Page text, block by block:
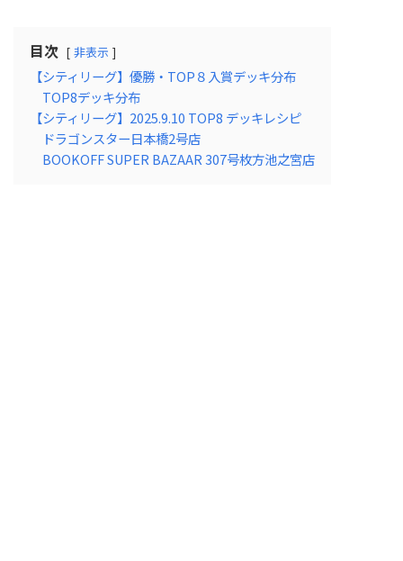
目次 非表示
【シティリーグ】優勝・TOP８入賞デッキ分布
TOP8デッキ分布
【シティリーグ】2025.9.10 TOP8 デッキレシピ
ドラゴンスター日本橋2号店
BOOKOFF SUPER BAZAAR 307号枚方池之宮店